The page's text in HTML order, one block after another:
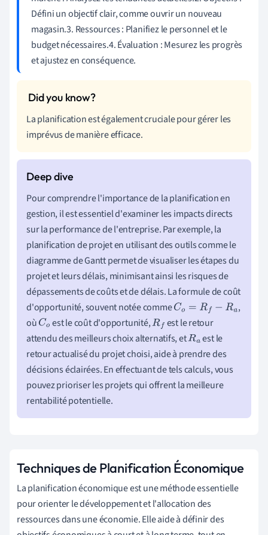
Défini un objectif clair, comme ouvrir un nouveau
magasin.3. Ressources : Planifiez le personnel et le
budget nécessaires.4. Évaluation : Mesurez les progrès
et ajustez en conséquence.
La planification est également cruciale pour gérer les
imprévus de manière efficace.
Pour comprendre l'importance de la planification en
gestion, il est essentiel d'examiner les impacts directs
sur la performance de l'entreprise. Par exemple, la
planification de projet en utilisant des outils comme le
diagramme de Gantt permet de visualiser les étapes du
projet et leurs délais, minimisant ainsi les risques de
dépassements de coûts et de délais. La formule de coût
d'opportunité, souvent notée commeCo= Rf −Ra
,
oùCo est le coût d'opportunité,Rf est le retour
attendu des meilleurs choix alternatifs, etRa est le
retour actualisé du projet choisi, aide à prendre des
décisions éclairées. En effectuant de tels calculs, vous
pouvez prioriser les projets qui offrent la meilleure
rentabilité potentielle.
Techniques de Planification Économique
La planification économique est une méthode essentielle
pour orienter le développement et l'allocation des
ressources dans une économie. Elle aide à définir des